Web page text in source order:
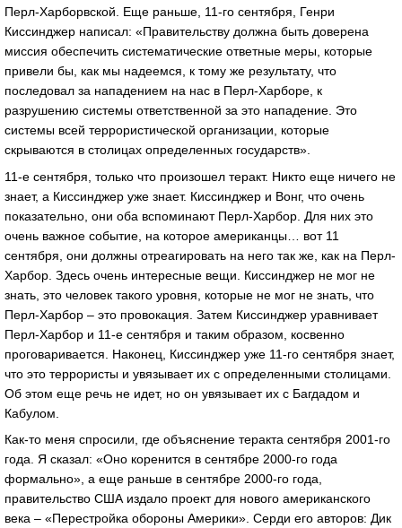
Перл-Харборвской. Еще раньше, 11-го сентября, Генри
Киссинджер написал: «Правительству должна быть доверена
миссия обеспечить систематические ответные меры, которые
привели бы, как мы надеемся, к тому же результату, что
последовал за нападением на нас в Перл-Харборе, к
разрушению системы ответственной за это нападение. Это
системы всей террористической организации, которые
скрываются в столицах определенных государств».
11-е сентября, только что произошел теракт. Никто еще ничего не
знает, а Киссинджер уже знает. Киссинджер и Вонг, что очень
показательно, они оба вспоминают Перл-Харбор. Для них это
очень важное событие, на которое американцы… вот 11
сентября, они должны отреагировать на него так же, как на Перл-
Харбор. Здесь очень интересные вещи. Киссинджер не мог не
знать, это человек такого уровня, которые не мог не знать, что
Перл-Харбор – это провокация. Затем Киссинджер уравнивает
Перл-Харбор и 11-е сентября и таким образом, косвенно
проговаривается. Наконец, Киссинджер уже 11-го сентября знает,
что это террористы и увязывает их с определенными столицами.
Об этом еще речь не идет, но он увязывает их с Багдадом и
Кабулом.
Как-то меня спросили, где объяснение теракта сентября 2001-го
года. Я сказал: «Оно коренится в сентябре 2000-го года
формально», а еще раньше в сентябре 2000-го года,
правительство США издало проект для нового американского
века – «Перестройка обороны Америки». Серди его авторов: Дик